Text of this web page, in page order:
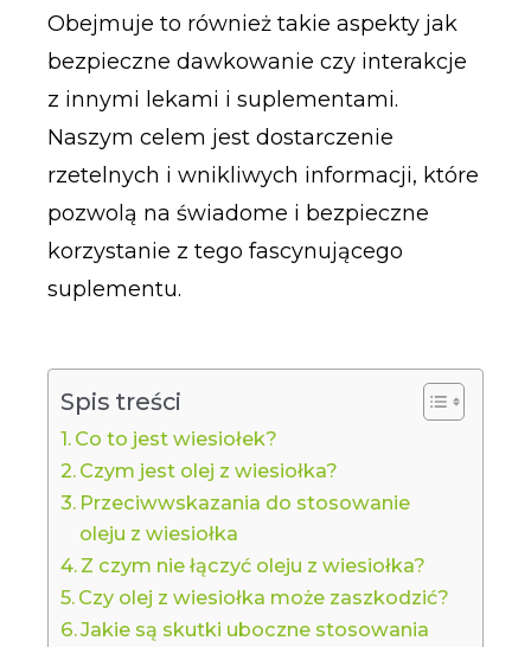
Obejmuje to również takie aspekty jak
bezpieczne dawkowanie czy interakcje
z innymi lekami i suplementami.
Naszym celem jest dostarczenie
rzetelnych i wnikliwych informacji, które
pozwolą na świadome i bezpieczne
korzystanie z tego fascynującego
suplementu.
Spis treści
Co to jest wiesiołek?
Czym jest olej z wiesiołka?
Przeciwwskazania do stosowanie
oleju z wiesiołka
Z czym nie łączyć oleju z wiesiołka?
Czy olej z wiesiołka może zaszkodzić?
Jakie są skutki uboczne stosowania